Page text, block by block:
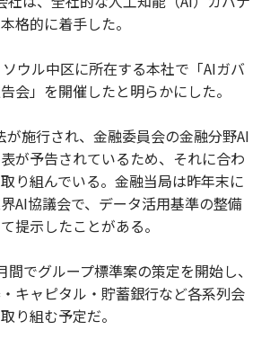
格的に着手した。
ウル中区に所在する本社で「AIガバ
会」を開催したと明らかにした。
が施行され、金融委員会の金融分野AI
が予告されているため、それに合わ
り組んでいる。金融当局は昨年末に
AI協議会で、データ活用基準の整備
提示したことがある。
でグループ標準案の策定を開始し、
キャピタル・貯蓄銀行など各系列会
り組む予定だ。